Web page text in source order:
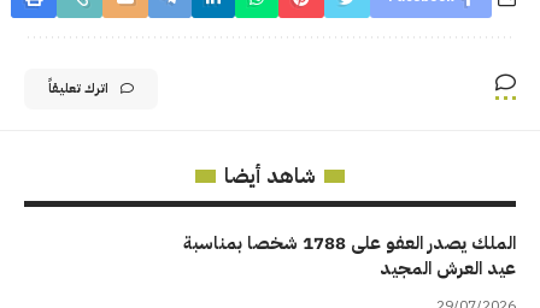
اترك تعليقاً
شاهد أيضا
الملك يصدر العفو على 1788 شخصا بمناسبة
عيد العرش المجيد